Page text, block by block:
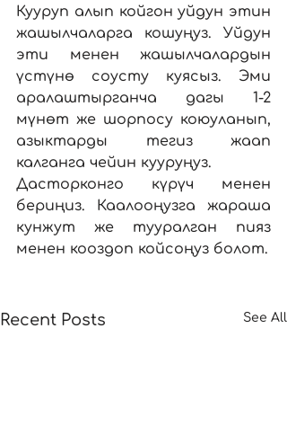
Кууруп алып койгон уйдун этин
жашылчаларга кошуңуз. Уйдун
эти менен жашылчалардын
үстүнө соусту куясыз. Эми
аралаштырганча дагы 1-2
мүнөт же шорпосу коюуланып,
азыктарды тегиз жаап
калганга чейин кууруңуз.
Дасторконго күрүч менен
бериңиз. Каалооңузга жараша
кунжут же тууралган пияз
менен кооздоп койсоңуз болот.
Recent Posts See All